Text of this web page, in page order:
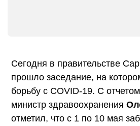
Сегодня в правительстве
прошло заседание, на
борьбу с COVID-19. С
министр здравоохранения
отметил, что с 1 по 10 мая